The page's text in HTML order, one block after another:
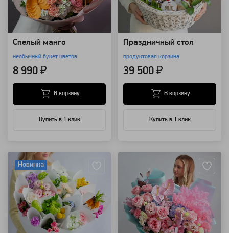
Спелый манго
необычный букет цветов
8 990 ₽
Купить в 1 клик
В корзину
Праздничный стол
продуктовая корзина
39 500 ₽
Купить в 1 клик
В корзину
Новинка